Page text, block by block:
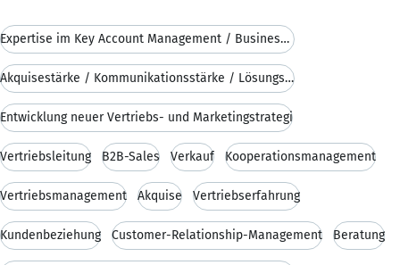
Expertise im Key Account Management / Business Dev
Akquisestärke / Kommunikationsstärke / Lösungsorie
Entwicklung neuer Vertriebs- und Marketingstrategi
Vertriebsleitung B2B-Sales Verkauf Kooperationsmanagement
Vertriebsmanagement Akquise Vertriebserfahrung
Kundenbeziehung Customer-Relationship-Management Beratung